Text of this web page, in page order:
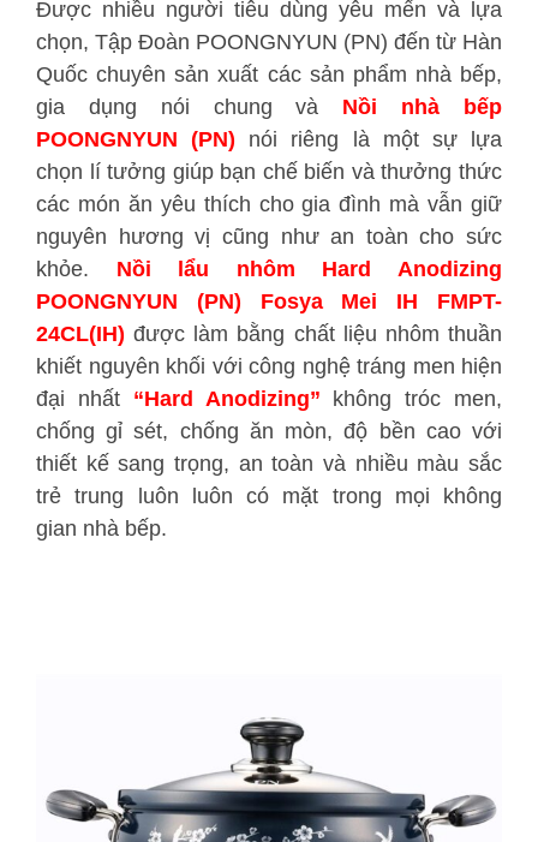
Được nhiều người tiêu dùng yêu mến và lựa
chọn, Tập Đoàn POONGNYUN (PN) đến từ Hàn
Quốc chuyên sản xuất các sản phẩm nhà bếp,
gia dụng nói chung và
Nồi nhà bếp
POONGNYUN (PN) nói riêng là một sự lựa
chọn lí tưởng giúp bạn chế biến và thưởng thức
các món ăn yêu thích cho gia đình mà vẫn giữ
nguyên hương vị cũng như an toàn cho sức
khỏe. Nồi lẩu nhôm Hard Anodizing
POONGNYUN (PN) Fosya Mei IH FMPT-
24CL(IH) được làm bằng chất liệu nhôm thuần
khiết nguyên khối với công nghệ tráng men hiện
đại nhất “Hard Anodizing” không tróc men,
chống gỉ sét, chống ăn mòn, độ bền cao với
thiết kế sang trọng, an toàn và nhiều màu sắc
trẻ trung luôn luôn có mặt trong mọi không
gian nhà bếp.